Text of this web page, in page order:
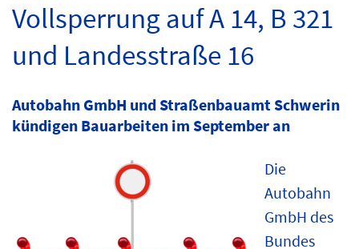
Vollsperrung auf A 14, B 321
und Landesstraße 16
Autobahn GmbH und Straßenbauamt Schwerin
kündigen Bauarbeiten im September an
Die
Autobahn
GmbH des
Bundes